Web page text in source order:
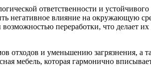
ответственности и
негативное влияние на окружающую
переработки, что делает
отходов и уменьшению загрязнения, а
мебель, которая гармонично